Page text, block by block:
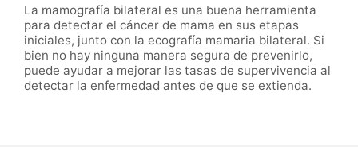
La mamografía bilateral es una buena herramienta
para detectar el cáncer de mama en sus etapas
iniciales, junto con la ecografía mamaria bilateral. Si
bien no hay ninguna manera segura de prevenirlo,
puede ayudar a mejorar las tasas de supervivencia al
detectar la enfermedad antes de que se extienda.